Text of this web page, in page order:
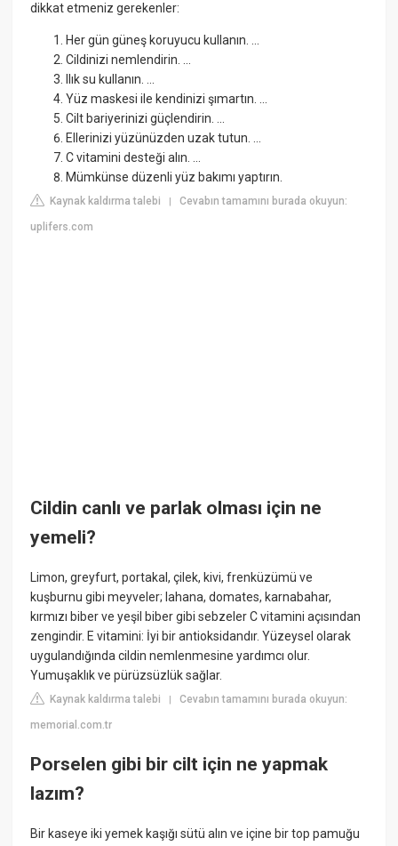
dikkat etmeniz gerekenler:
Her gün güneş koruyucu kullanın. ...
Cildinizi nemlendirin. ...
Ilık su kullanın. ...
Yüz maskesi ile kendinizi şımartın. ...
Cilt bariyerinizi güçlendirin. ...
Ellerinizi yüzünüzden uzak tutun. ...
C vitamini desteği alın. ...
Mümkünse düzenli yüz bakımı yaptırın.
Kaynak kaldırma talebi |Cevabın tamamını burada okuyun:
uplifers.com
Cildin canlı ve parlak olması için ne
yemeli?
Limon, greyfurt, portakal, çilek, kivi, frenküzümü ve
kuşburnu gibi meyveler; lahana, domates, karnabahar,
kırmızı biber ve yeşil biber gibi sebzeler C vitamini açısından
zengindir. E vitamini: İyi bir antioksidandır. Yüzeysel olarak
uygulandığında cildin nemlenmesine yardımcı olur.
Yumuşaklık ve pürüzsüzlük sağlar.
Kaynak kaldırma talebi |Cevabın tamamını burada okuyun:
memorial.com.tr
Porselen gibi bir cilt için ne yapmak
lazım?
Bir kaseye iki yemek kaşığı sütü alın ve içine bir top pamuğu